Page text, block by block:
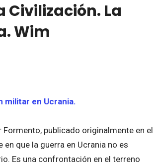
Civilización. La
Wim
militar en Ucrania.
publicado originalmente en el
que la guerra en Ucrania no es
Es una confrontación en el terreno